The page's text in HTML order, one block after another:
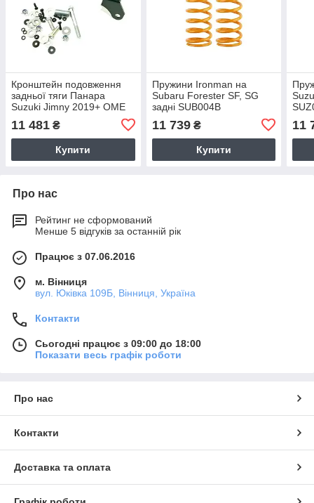
Кронштейн подовження
задньої тяги Панара
Suzuki Jimny 2019+ ОМE
11 481 ₴
Купити
Пружини Ironman на
Subaru Forester SF, SG
задні SUB004B
11 739₴
Купити
11
Про нас
Рейтинг не сформований
Менше 5 відгуків за останній рік
Працює з 07.06.2016
м. Вінниця
вул. Юківка 109Б, Вінниця, Україна
Контакти
Сьогодні працює з 09:00 до 18:00
Показати весь графік роботи
Про нас
Контакти
Доставка та оплата